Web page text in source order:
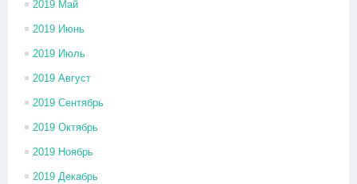
2019 Май
2019 Июнь
2019 Июль
2019 Август
2019 Сентябрь
2019 Октябрь
2019 Ноябрь
2019 Декабрь